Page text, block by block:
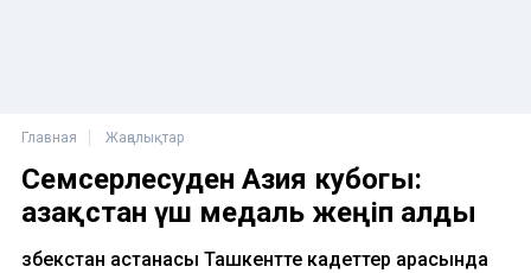
Главная Жаңалықтар
Семсерлесуден Азия кубогы:
Қазақстан үш медаль жеңіп алды
Өзбекстан астанасы Ташкентте кадеттер арасында